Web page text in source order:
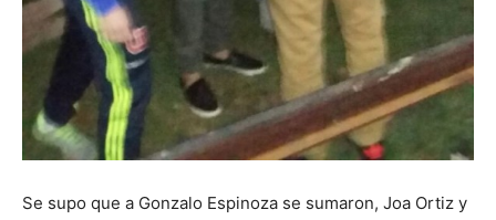
Se supo que a Gonzalo Espinoza se sumaron, Joa Ortiz y